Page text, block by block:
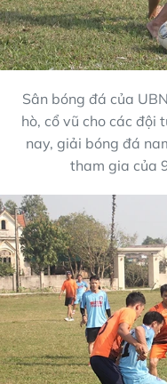
Sân bóng đá của
hò, cổ vũ cho các đội
nay, giải bóng đá
tham gia của